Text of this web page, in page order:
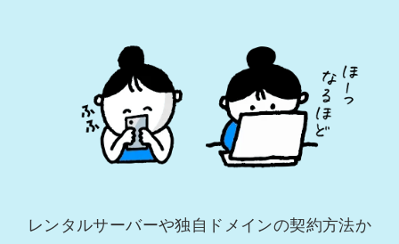
レンタルサーバーや独自ドメインの契約方法か